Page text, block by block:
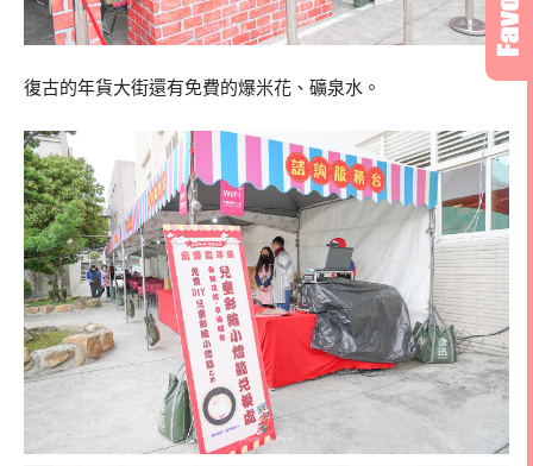
復古的年貨大街還有免費的爆米花、礦泉水。